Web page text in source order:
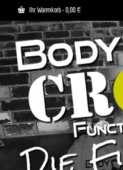
Ihr Warenkorb-0,00 €